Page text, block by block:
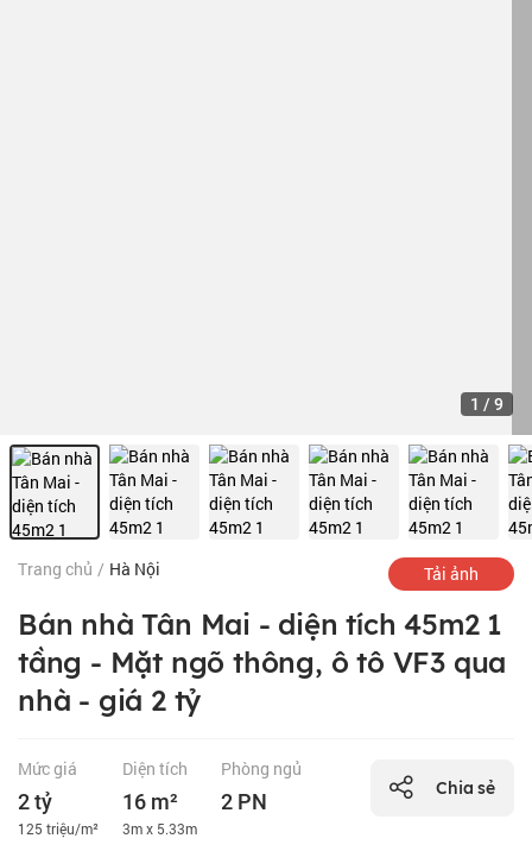
1 / 9
Trang chủ / Hà Nội Tải ảnh
Bán nhà Tân Mai - diện tích 45m2 1
tầng - Mặt ngõ thông, ô tô VF3 qua
nhà - giá 2 tỷ
Mức giá
2 tỷ
125 triệu/m²
Diện tích
16 m²
3m x 5.33m
Phòng ngủ
2 PN
Chia sẻ